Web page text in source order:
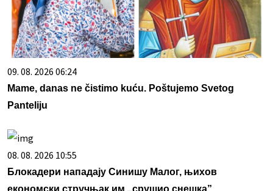
09. 08. 2026 06:24
Mame, danas ne čistimo kuću. Poštujemo Svetog
Panteliju
08. 08. 2026 10:55
Блокадери нападају Синишу Малог, њихов